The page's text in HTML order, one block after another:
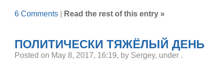
6 Comments Read the rest of this entry »
ПОЛИТИЧЕСКИ ТЯЖЁЛЫЙ ДЕНЬ
Posted on May 8, 2017, 16:19, by Sergey, under .